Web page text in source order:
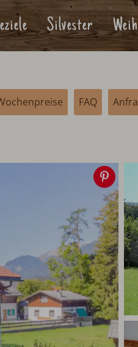
Silvester
FAQ